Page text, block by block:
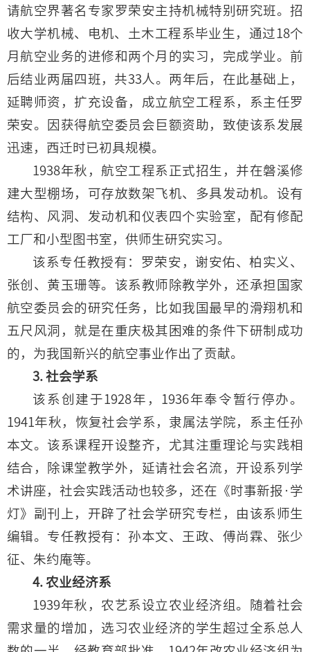
请航空界著名专家罗荣安主持机械特别研究班。招
收大学机械、电机、土木工程系毕业生，通过18个
月航空业务的进修和两个月的实习，完成学业。前
后结业两届四班，共33人。两年后，在此基础上，
延聘师资，扩充设备，成立航空工程系，系主任罗
荣安。因获得航空委员会巨额资助，致使该系发展
迅速，西迁时已初具规模。
1938年秋，航空工程系正式招生，并在磐溪修
建大型棚场，可存放数架飞机、多具发动机。设有
结构、风洞、发动机和仪表四个实验室，配有修配
工厂和小型图书室，供师生研究实习。
该系专任教授有：罗荣安，谢安佑、柏实义、
张创、黄玉珊等。该系教师除教学外，还承担国家
航空委员会的研究任务，比如我国最早的滑翔机和
五尺风洞，就是在重庆极其困难的条件下研制成功
的，为我国新兴的航空事业作出了贡献。
3. 社会学系
该系创建于1928年，1936年奉令暂行停办。
1941年秋，恢复社会学系，隶属法学院，系主任孙
本文。该系课程开设整齐，尤其注重理论与实践相
结合，除课堂教学外，延请社会名流，开设系列学
术讲座，社会实践活动也较多，还在《时事新报·学
灯》副刊上，开辟了社会学研究专栏，由该系师生
编辑。专任教授有：孙本文、王政、傅尚霖、张少
征、朱约庵等。
4. 农业经济系
1939年秋，农艺系设立农业经济组。随着社会
需求量的增加，选习农业经济的学生超过全系总人